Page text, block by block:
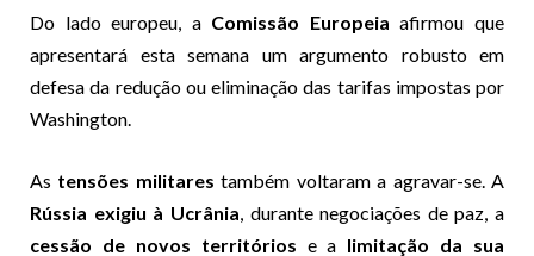
Do lado europeu, a Comissão Europeia afirmou que
apresentará esta semana um argumento robusto em
defesa da redução ou eliminação das tarifas impostas por
Washington.
As tensões militares também voltaram a agravar-se. A
Rússia exigiu à Ucrânia, durante negociações de paz, a
cessão de novos territórios e a limitação da sua